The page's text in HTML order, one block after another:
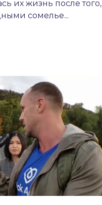
их жизнь после того,
сомелье...